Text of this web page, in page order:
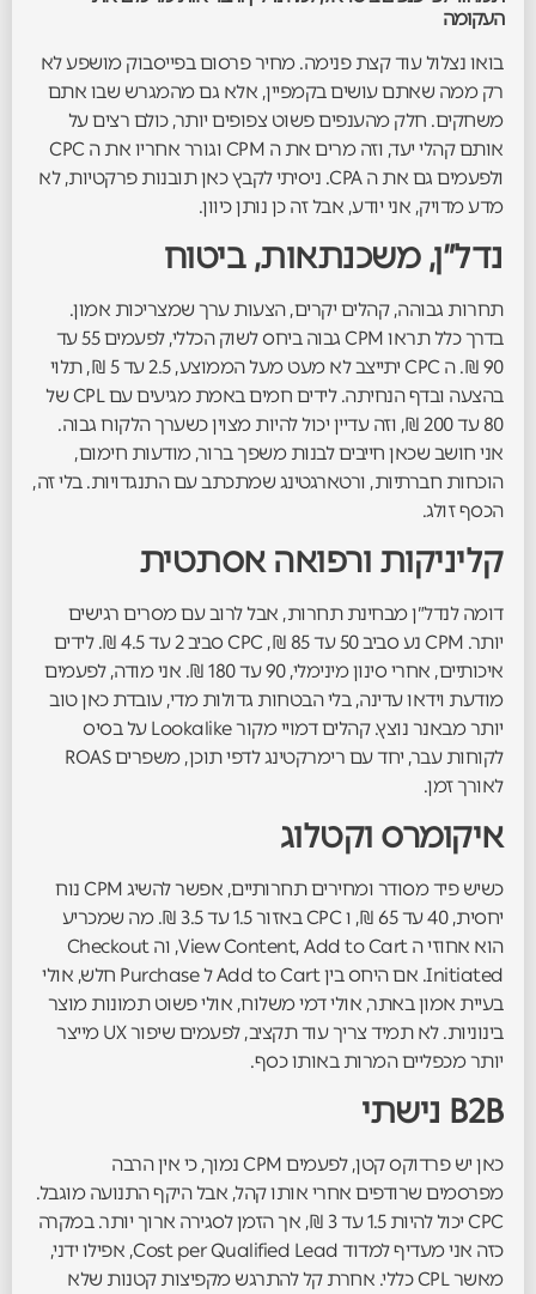
העקומה
בואו נצלול עוד קצת פנימה. מחיר פרסום בפייסבוק מושפע לא
רק ממה שאתם עושים בקמפיין, אלא גם מהמגרש שבו אתם
משחקים. חלק מהענפים פשוט צפופים יותר, כולם רצים על
אותם קהלי יעד, וזה מרים את ה CPM וגורר אחריו את ה CPC
ולפעמים גם את ה CPA. ניסיתי לקבץ כאן תובנות פרקטיות, לא
מדע מדויק, אני יודע, אבל זה כן נותן כיוון.
נדל״ן, משכנתאות, ביטוח
תחרות גבוהה, קהלים יקרים, הצעות ערך שמצריכות אמון.
בדרך כלל תראו CPM גבוה ביחס לשוק הכללי, לפעמים 55 עד
90 ₪. ה CPC יתייצב לא מעט מעל הממוצע, 2.5 עד 5 ₪, תלוי
בהצעה ובדף הנחיתה. לידים חמים באמת מגיעים עם CPL של
80 עד 200 ₪, וזה עדיין יכול להיות מצוין כשערך הלקוח גבוה.
אני חושב שכאן חייבים לבנות משפך ברור, מודעות חימום,
הוכחות חברתיות, ורטארגטינג שמתכתב עם התנגדויות. בלי זה,
הכסף זולג.
קליניקות ורפואה אסתטית
דומה לנדל״ן מבחינת תחרות, אבל לרוב עם מסרים רגישים
יותר. CPM נע סביב 50 עד 85 ₪, CPC סביב 2 עד 4.5 ₪. לידים
איכותיים, אחרי סינון מינימלי, 90 עד 180 ₪. אני מודה, לפעמים
מודעת וידאו עדינה, בלי הבטחות גדולות מדי, עובדת כאן טוב
יותר מבאנר נוצץ. קהלים דמויי מקור Lookalike על בסיס
לקוחות עבר, יחד עם רימרקטינג לדפי תוכן, משפרים ROAS
לאורך זמן.
איקומרס וקטלוג
כשיש פיד מסודר ומחירים תחרותיים, אפשר להשיג CPM נוח
יחסית, 40 עד 65 ₪, ו CPC באזור 1.5 עד 3.5 ₪. מה שמכריע
הוא אחוזי ה View Content, Add to Cart, וה Checkout
Initiated. אם היחס בין Add to Cart ל Purchase חלש, אולי
בעיית אמון באתר, אולי דמי משלוח, אולי פשוט תמונות מוצר
בינוניות. לא תמיד צריך עוד תקציב, לפעמים שיפור UX מייצר
יותר מכפליים המרות באותו כסף.
B2B נישתי
כאן יש פרדוקס קטן, לפעמים CPM נמוך, כי אין הרבה
מפרסמים שרודפים אחרי אותו קהל, אבל היקף התנועה מוגבל.
CPC יכול להיות 1.5 עד 3 ₪, אך הזמן לסגירה ארוך יותר. במקרה
כזה אני מעדיף למדוד Cost per Qualified Lead, אפילו ידני,
מאשר CPL כללי. אחרת קל להתרגש מקפיצות קטנות שלא